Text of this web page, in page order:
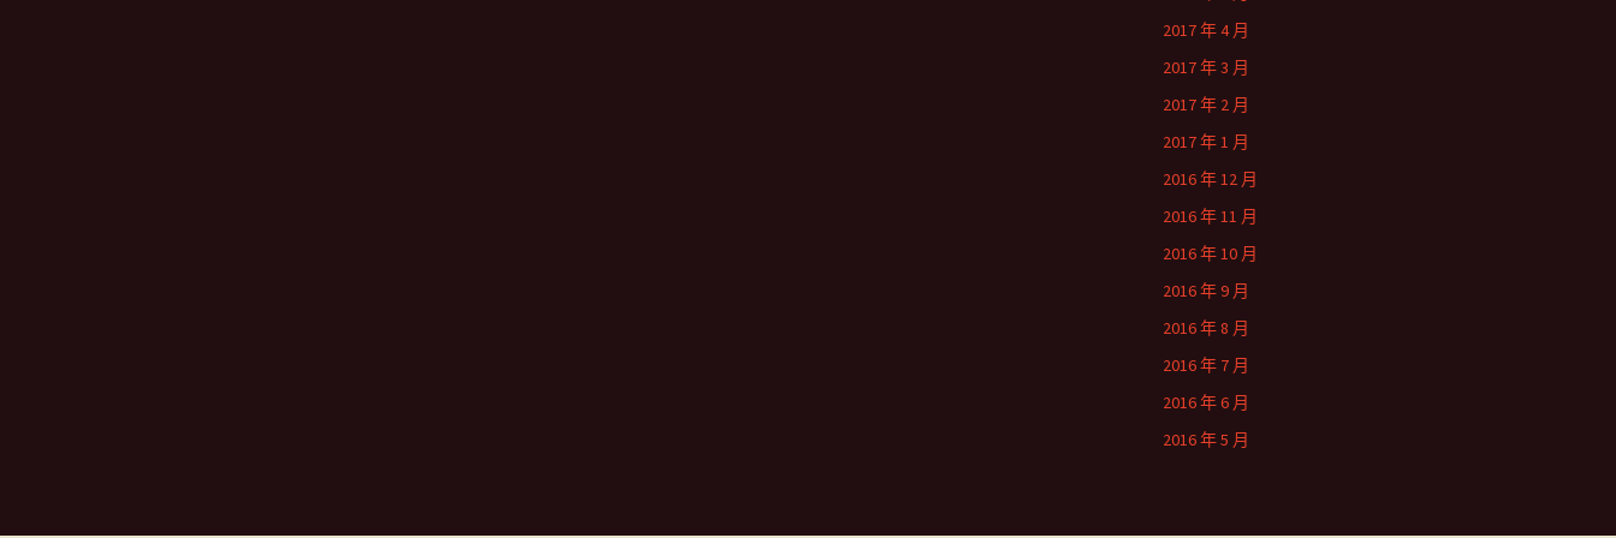
2017 年 4 月
2017 年 3 月
2017 年 2 月
2017 年 1 月
2016 年 12 月
2016 年 11 月
2016 年 10 月
2016 年 9 月
2016 年 8 月
2016 年 7 月
2016 年 6 月
2016 年 5 月